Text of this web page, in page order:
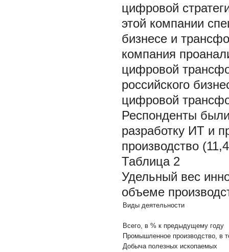
цифровой
этой компании
бизнесе и
компания
цифровой
российского
цифровой
Респонденты
разработку ИТ и
производство
Таблица 2
Удельный вес
объеме
Виды деятельности
Всего, в % к предыдущему году
Промышленное производство, в
Добыча полезных ископаемых